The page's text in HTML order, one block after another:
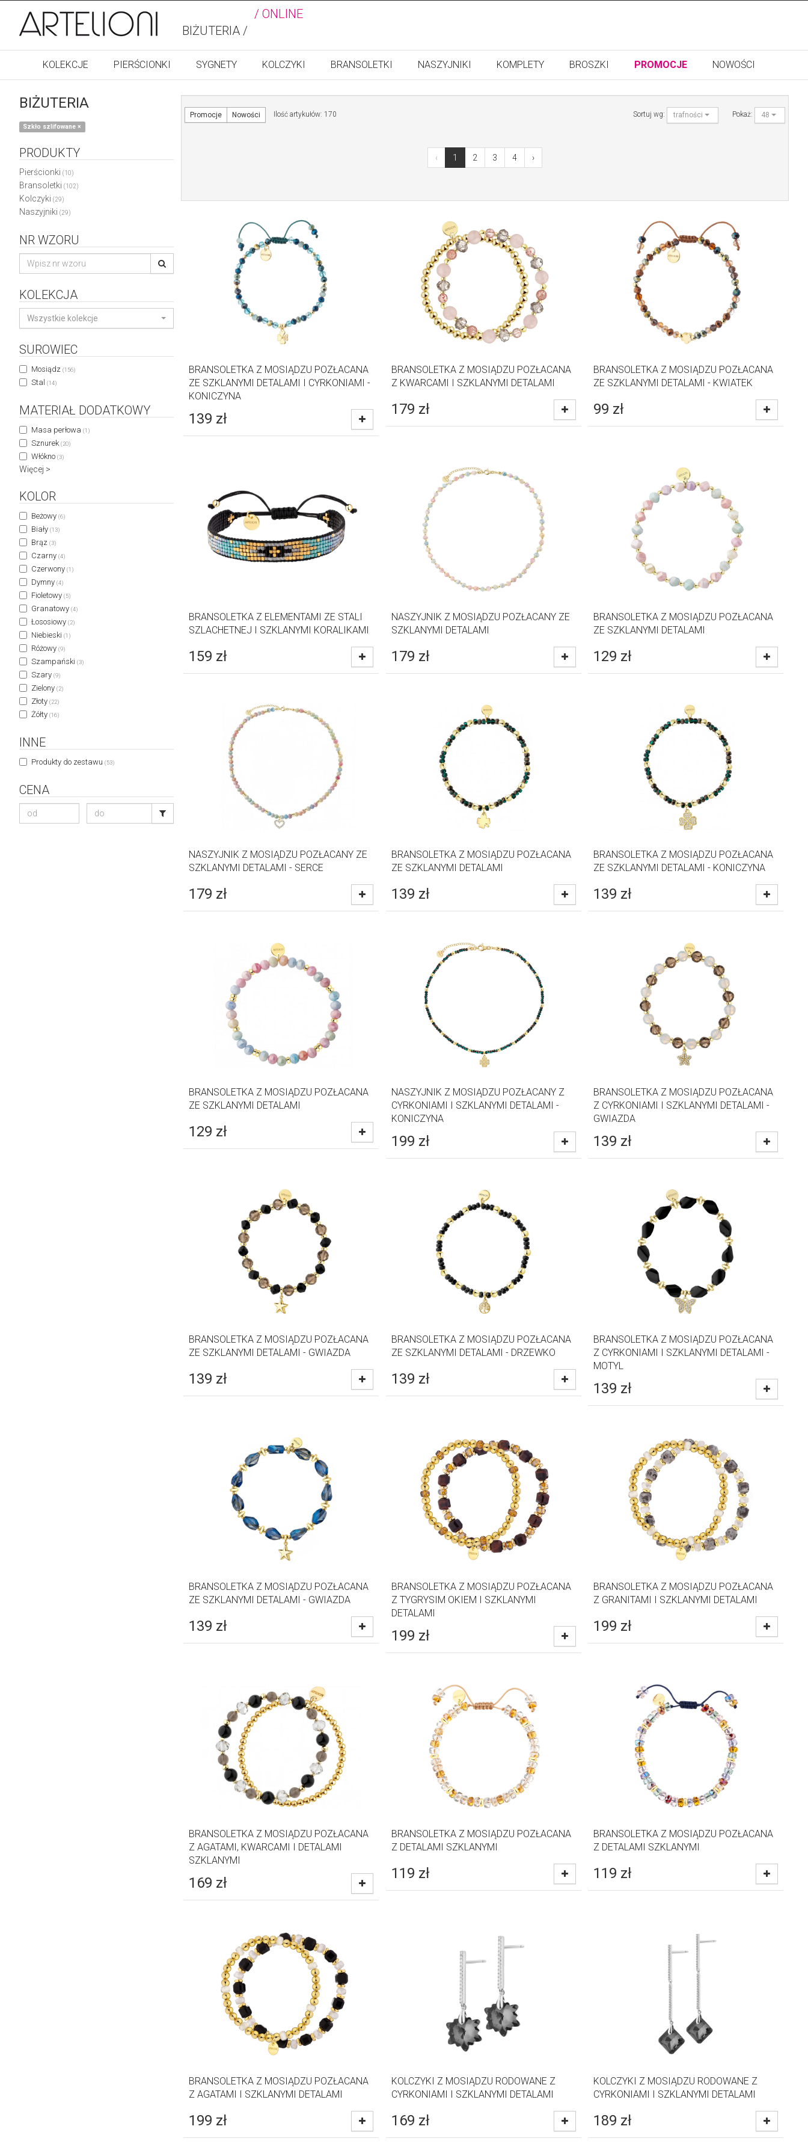
/ ONLINE
BIŻUTERIA /
KOLEKCJE PIERŚCIONKI SYGNETY KOLCZYKI BRANSOLETKI NASZYJNIKI KOMPLETY BROSZKI PROMOCJE NOWOŚCI
BIŻUTERIA
Szkło szlifowane×
PRODUKTY
Pierścionki (10)
Bransoletki (102)
Kolczyki (29)
Naszyjniki (29)
NR WZORU
KOLEKCJA
Wszystkie kolekcje
SUROWIEC
Mosiądz (156)
Stal (14)
MATERIAŁ DODATKOWY
Masa perłowa (1)
Sznurek (20)
Włókno (3)
Więcej >
KOLOR
Beżowy (6)
Biały (13)
Brąz (3)
Czarny (4)
Czerwony (1)
Dymny (4)
Fioletowy (5)
Granatowy (4)
Łososiowy (2)
Niebieski (1)
Różowy (9)
Szampański (3)
Szary (9)
Zielony (2)
Złoty (22)
Żółty (16)
INNE
Produkty do zestawu (53)
CENA
Promocje Nowości Ilość artykułów: 170 Sortuj wg: trafności Pokaż: 48
‹ 1 2 3 4 ›
BRANSOLETKA Z MOSIĄDZU POZŁACANA
ZE SZKLANYMI DETALAMI I CYRKONIAMI -
KONICZYNA
139 zł
BRANSOLETKA Z MOSIĄDZU POZŁACANA
Z KWARCAMI I SZKLANYMI DETALAMI
179 zł
BRANSOLETKA Z MOSIĄDZU POZŁACANA
ZE SZKLANYMI DETALAMI - KWIATEK
99 zł
BRANSOLETKA Z ELEMENTAMI ZE STALI
SZLACHETNEJ I SZKLANYMI KORALIKAMI
159 zł
NASZYJNIK Z MOSIĄDZU POZŁACANY ZE
SZKLANYMI DETALAMI
179 zł
BRANSOLETKA Z MOSIĄDZU POZŁACANA
ZE SZKLANYMI DETALAMI
129 zł
NASZYJNIK Z MOSIĄDZU POZŁACANY ZE
SZKLANYMI DETALAMI - SERCE
179 zł
BRANSOLETKA Z MOSIĄDZU POZŁACANA
ZE SZKLANYMI DETALAMI
139 zł
BRANSOLETKA Z MOSIĄDZU POZŁACANA
ZE SZKLANYMI DETALAMI - KONICZYNA
139 zł
BRANSOLETKA Z MOSIĄDZU POZŁACANA
ZE SZKLANYMI DETALAMI
129 zł
NASZYJNIK Z MOSIĄDZU POZŁACANY Z
CYRKONIAMI I SZKLANYMI DETALAMI -
KONICZYNA
199 zł
BRANSOLETKA Z MOSIĄDZU POZŁACANA
Z CYRKONIAMI I SZKLANYMI DETALAMI -
GWIAZDA
139 zł
BRANSOLETKA Z MOSIĄDZU POZŁACANA
ZE SZKLANYMI DETALAMI - GWIAZDA
139 zł
BRANSOLETKA Z MOSIĄDZU POZŁACANA
ZE SZKLANYMI DETALAMI - DRZEWKO
139 zł
BRANSOLETKA Z MOSIĄDZU POZŁACANA
Z CYRKONIAMI I SZKLANYMI DETALAMI -
MOTYL
139 zł
BRANSOLETKA Z MOSIĄDZU POZŁACANA
ZE SZKLANYMI DETALAMI - GWIAZDA
139 zł
BRANSOLETKA Z MOSIĄDZU POZŁACANA
Z TYGRYSIM OKIEM I SZKLANYMI
DETALAMI
199 zł
BRANSOLETKA Z MOSIĄDZU POZŁACANA
Z GRANITAMI I SZKLANYMI DETALAMI
199 zł
BRANSOLETKA Z MOSIĄDZU POZŁACANA
Z AGATAMI, KWARCAMI I DETALAMI
SZKLANYMI
169 zł
BRANSOLETKA Z MOSIĄDZU POZŁACANA
Z DETALAMI SZKLANYMI
119 zł
BRANSOLETKA Z MOSIĄDZU POZŁACANA
Z DETALAMI SZKLANYMI
119 zł
BRANSOLETKA Z MOSIĄDZU POZŁACANA
Z AGATAMI I SZKLANYMI DETALAMI
199 zł
KOLCZYKI Z MOSIĄDZU RODOWANE Z
CYRKONIAMI I SZKLANYMI DETALAMI
169 zł
KOLCZYKI Z MOSIĄDZU RODOWANE Z
CYRKONIAMI I SZKLANYMI DETALAMI
189 zł